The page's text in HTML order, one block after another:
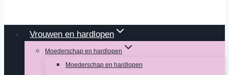
Vrouwen en hardlopen
Moederschap en hardlopen
Moederschap en hardlopen